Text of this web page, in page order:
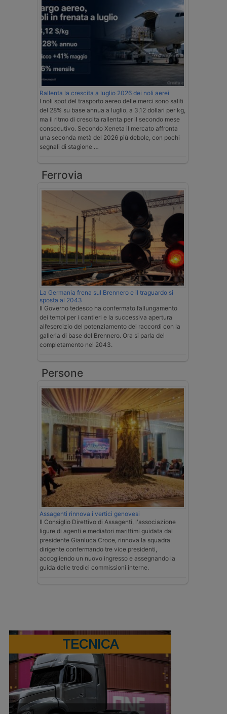
Rallenta la crescita a luglio 2026 dei noli aerei
I noli spot del trasporto aereo delle merci sono saliti
del 28% su base annua a luglio, a 3,12 dollari per kg,
ma il ritmo di crescita rallenta per il secondo mese
consecutivo. Secondo Xeneta il mercato affronta
una seconda metà del 2026 più debole, con pochi
segnali di stagione …
Ferrovia
La Germania frena sul Brennero e il traguardo si
sposta al 2043
Il Governo tedesco ha confermato l’allungamento
dei tempi per i cantieri e la successiva apertura
all’esercizio del potenziamento dei raccordi con la
galleria di base del Brennero. Ora si parla del
completamento nel 2043.
Persone
Assagenti rinnova i vertici genovesi
Il Consiglio Direttivo di Assagenti, l'associazione
ligure di agenti e mediatori marittimi guidata dal
presidente Gianluca Croce, rinnova la squadra
dirigente confermando tre vice presidenti,
accogliendo un nuovo ingresso e assegnando la
guida delle tredici commissioni interne.
TECNICA